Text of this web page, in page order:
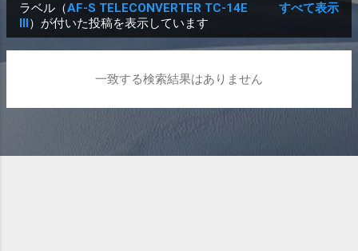
投
稿
ラベル（AF-S TELECONVERTER TC-14E
III）が付いた投稿を表示しています
すべて表示
一致する検索結果はありません